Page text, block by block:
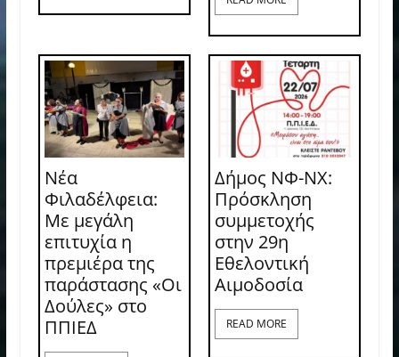
Νέα
Φιλαδέλφεια:
Με μεγάλη
επιτυχία η
πρεμιέρα της
παράστασης «Οι
Δούλες» στο
ΠΠΙΕΔ
Δήμος ΝΦ-ΝΧ:
Πρόσκληση
συμμετοχής
στην 29η
Εθελοντική
Αιμοδοσία
READ MORE